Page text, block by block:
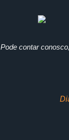
Pode contar